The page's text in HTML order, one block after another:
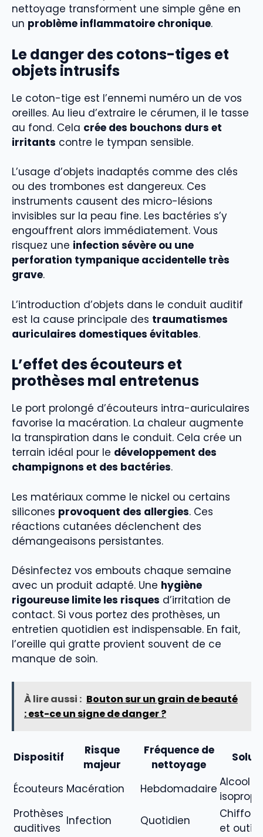
nettoyage transforment une simple gêne en
un problème inflammatoire chronique.
Le danger des cotons-tiges et
objets intrusifs
Le coton-tige est l’ennemi numéro un de vos
oreilles. Au lieu d’extraire le cérumen, il le tasse
au fond. Cela crée des bouchons durs et
irritants contre le tympan sensible.
L’usage d’objets inadaptés comme des clés
ou des trombones est dangereux. Ces
instruments causent des micro-lésions
invisibles sur la peau fine. Les bactéries s’y
engouffrent alors immédiatement. Vous
risquez une infection sévère ou une
perforation tympanique accidentelle très
grave.
L’introduction d’objets dans le conduit auditif
est la cause principale des traumatismes
auriculaires domestiques évitables.
L’effet des écouteurs et
prothèses mal entretenus
Le port prolongé d’écouteurs intra-auriculaires
favorise la macération. La chaleur augmente
la transpiration dans le conduit. Cela crée un
terrain idéal pour le développement des
champignons et des bactéries.
Les matériaux comme le nickel ou certains
silicones provoquent des allergies. Ces
réactions cutanées déclenchent des
démangeaisons persistantes.
Désinfectez vos embouts chaque semaine
avec un produit adapté. Une hygiène
rigoureuse limite les risques d’irritation de
contact. Si vous portez des prothèses, un
entretien quotidien est indispensable. En fait,
l’oreille qui gratte provient souvent de ce
manque de soin.
À lire aussi : Bouton sur un grain de beauté
: est-ce un signe de danger ?
Dispositif
Risque
majeur
Fréquence de
nettoyage
Écouteurs Macération Hebdomadaire Alcool
Prothèses
auditives
Infection Quotidien
Chiffon
et outils